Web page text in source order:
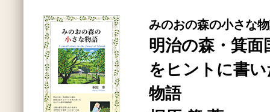
みのおの森の小さな
明治の森・箕面
をヒントに書
物語